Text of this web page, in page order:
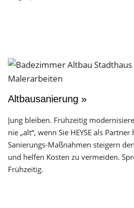
Altbausanierung »
Jung bleiben. Frühzeitig
nie „alt“, wenn Sie HEYSE als
Sanierungs-Maßnahmen steigern
und helfen Kosten zu vermeiden.
Frühzeitig.